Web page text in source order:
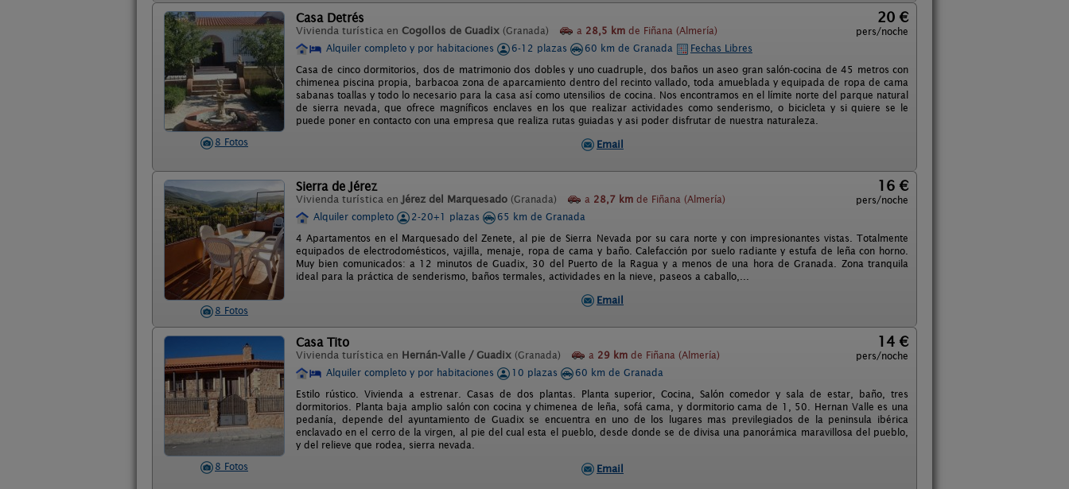
8 Fotos
Casa Detrés
Vivienda turística en Cogollos de Guadix (Granada) a 28,5 km de Fiñana (Almería)
20 €
pers/noche
Alquiler completo y por habitaciones
6-12 plazas 60 km de Granada
Fechas Libres
Casa de cinco dormitorios, dos de matrimonio dos dobles y uno cuadruple, dos baños un aseo gran salón-cocina de 45 metros con
chimenea piscina propia, barbacoa zona de aparcamiento dentro del recinto vallado, toda amueblada y equipada de ropa de cama
sabanas toallas y todo lo necesario para la casa así como utensilios de cocina. Nos encontramos en el límite norte del parque natural
de sierra nevada, que ofrece magníficos enclaves en los que realizar actividades como senderismo, o bicicleta y si quiere se le
puede poner en contacto con una empresa que realiza rutas guiadas y asi poder disfrutar de nuestra naturaleza.
Email
8 Fotos
Sierra de Jérez
Vivienda turística enJérez del Marquesado (Granada) a 28,7 km de Fiñana (Almería)
16 €
pers/noche
Alquiler completo
2-20+1 plazas
65 km de Granada
4 Apartamentos en el Marquesado del Zenete, al pie de Sierra Nevada por su cara norte y con impresionantes vistas. Totalmente
equipados de electrodomésticos, vajilla, menaje, ropa de cama y baño. Calefacción por suelo radiante y estufa de leña con horno.
Muy bien comunicados: a 12 minutos de Guadix, 30 del Puerto de la Ragua y a menos de una hora de Granada. Zona tranquila
ideal para la práctica de senderismo, baños termales, actividades en la nieve, paseos a caballo,...
Email
8 Fotos
Casa Tito
Vivienda turística en Hernán-Valle / Guadix (Granada) a 29 km de Fiñana (Almería)
14 €
pers/noche
Alquiler completo y por habitaciones
10 plazas
60 km de Granada
Estilo rústico. Vivienda a estrenar. Casas de dos plantas. Planta superior, Cocina, Salón comedor y sala de estar, baño, tres
dormitorios. Planta baja amplio salón con cocina y chimenea de leña, sofá cama, y dormitorio cama de 1, 50. Hernan Valle es una
pedanía, depende del ayuntamiento de Guadix se encuentra en uno de los lugares mas previlegiados de la peninsula ibérica
enclavado en el cerro de la virgen, al pie del cual esta el pueblo, desde donde se de divisa una panorámica maravillosa del pueblo,
y del relieve que rodea, sierra nevada.
Email